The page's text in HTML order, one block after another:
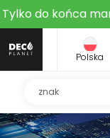
Tylko do końca
Polska